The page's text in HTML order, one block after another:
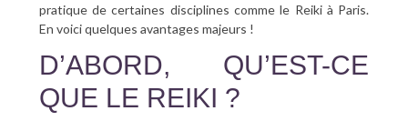
pratique de certaines disciplines comme le Reiki à Paris.
En voici quelques avantages majeurs !
D’ABORD, QU’EST-CE
QUE LE REIKI ?